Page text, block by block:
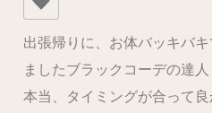
出張帰りに、お体バッキバ
ましたブラックコーデの達
本当、タイミングが合って